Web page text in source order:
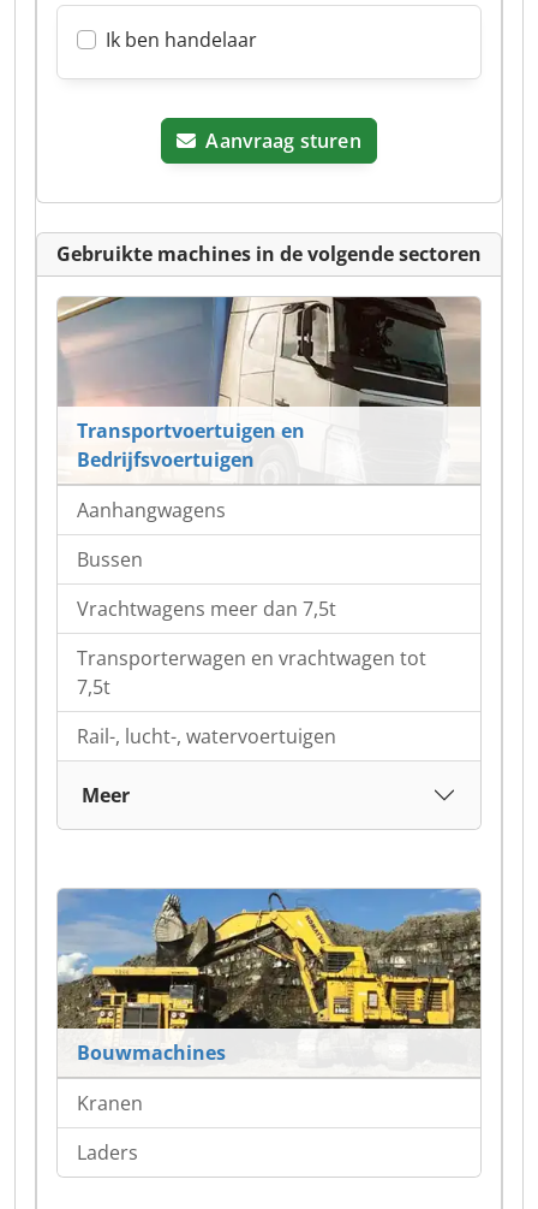
Ik ben handelaar
Aanvraag sturen
Gebruikte machines in de volgende sectoren
Transportvoertuigen en
Bedrijfsvoertuigen
Aanhangwagens
Bussen
Vrachtwagens meer dan 7,5t
Transporterwagen en vrachtwagen tot
7,5t
Rail-, lucht-, watervoertuigen
Meer
Bouwmachines
Kranen
Laders